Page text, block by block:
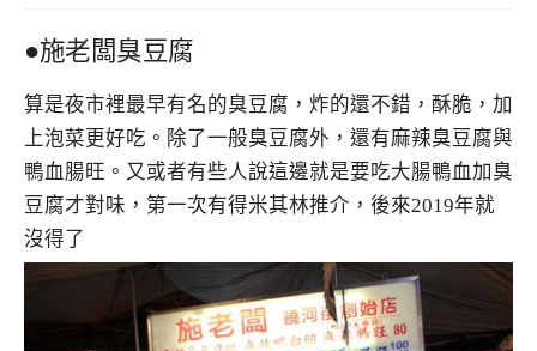
●施老闆臭豆腐
算是夜市裡最早有名的臭豆腐，炸的還不錯，酥脆，加
上泡菜更好吃。除了一般臭豆腐外，還有麻辣臭豆腐與
鴨血腸旺。又或者有些人說這邊就是要吃大腸鴨血加臭
豆腐才對味，第一次有得米其林推介，後來2019年就
沒得了